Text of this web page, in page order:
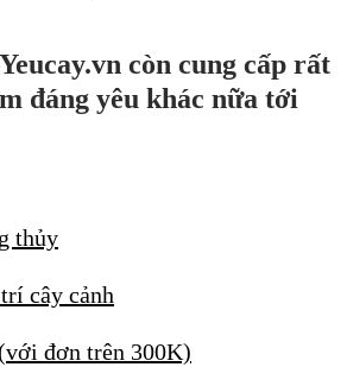
còn cung cấp rất
đáng yêu khác nữa tới
thủy
cây cảnh
đơn trên 300K)